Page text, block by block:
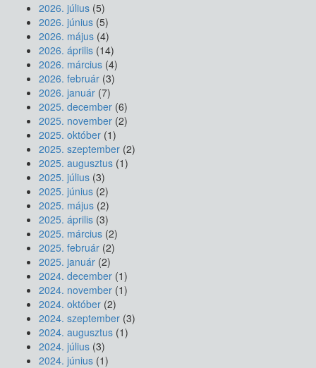
2026. július (5)
2026. június (5)
2026. május (4)
2026. április (14)
2026. március (4)
2026. február (3)
2026. január (7)
2025. december (6)
2025. november (2)
2025. október (1)
2025. szeptember (2)
2025. augusztus (1)
2025. július (3)
2025. június (2)
2025. május (2)
2025. április (3)
2025. március (2)
2025. február (2)
2025. január (2)
2024. december (1)
2024. november (1)
2024. október (2)
2024. szeptember (3)
2024. augusztus (1)
2024. július (3)
2024. június (1)